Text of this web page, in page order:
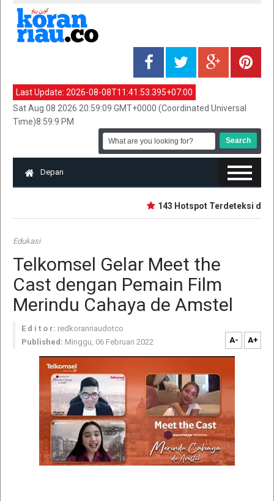
Last Update: 2026-08-08T11:41:53.395+07:00
Sat Aug 08 2026 20:59:09 GMT+0000 (Coordinated Universal
Time)8:59:9 PM
Depan
143 Hotspot Terdeteksi di
Edukasi
Telkomsel Gelar Meet the
Cast dengan Pemain Film
Merindu Cahaya de Amstel
E d i t o r: redkoranriaudotco
Published: Minggu, 06 Februari 2022 A- A+